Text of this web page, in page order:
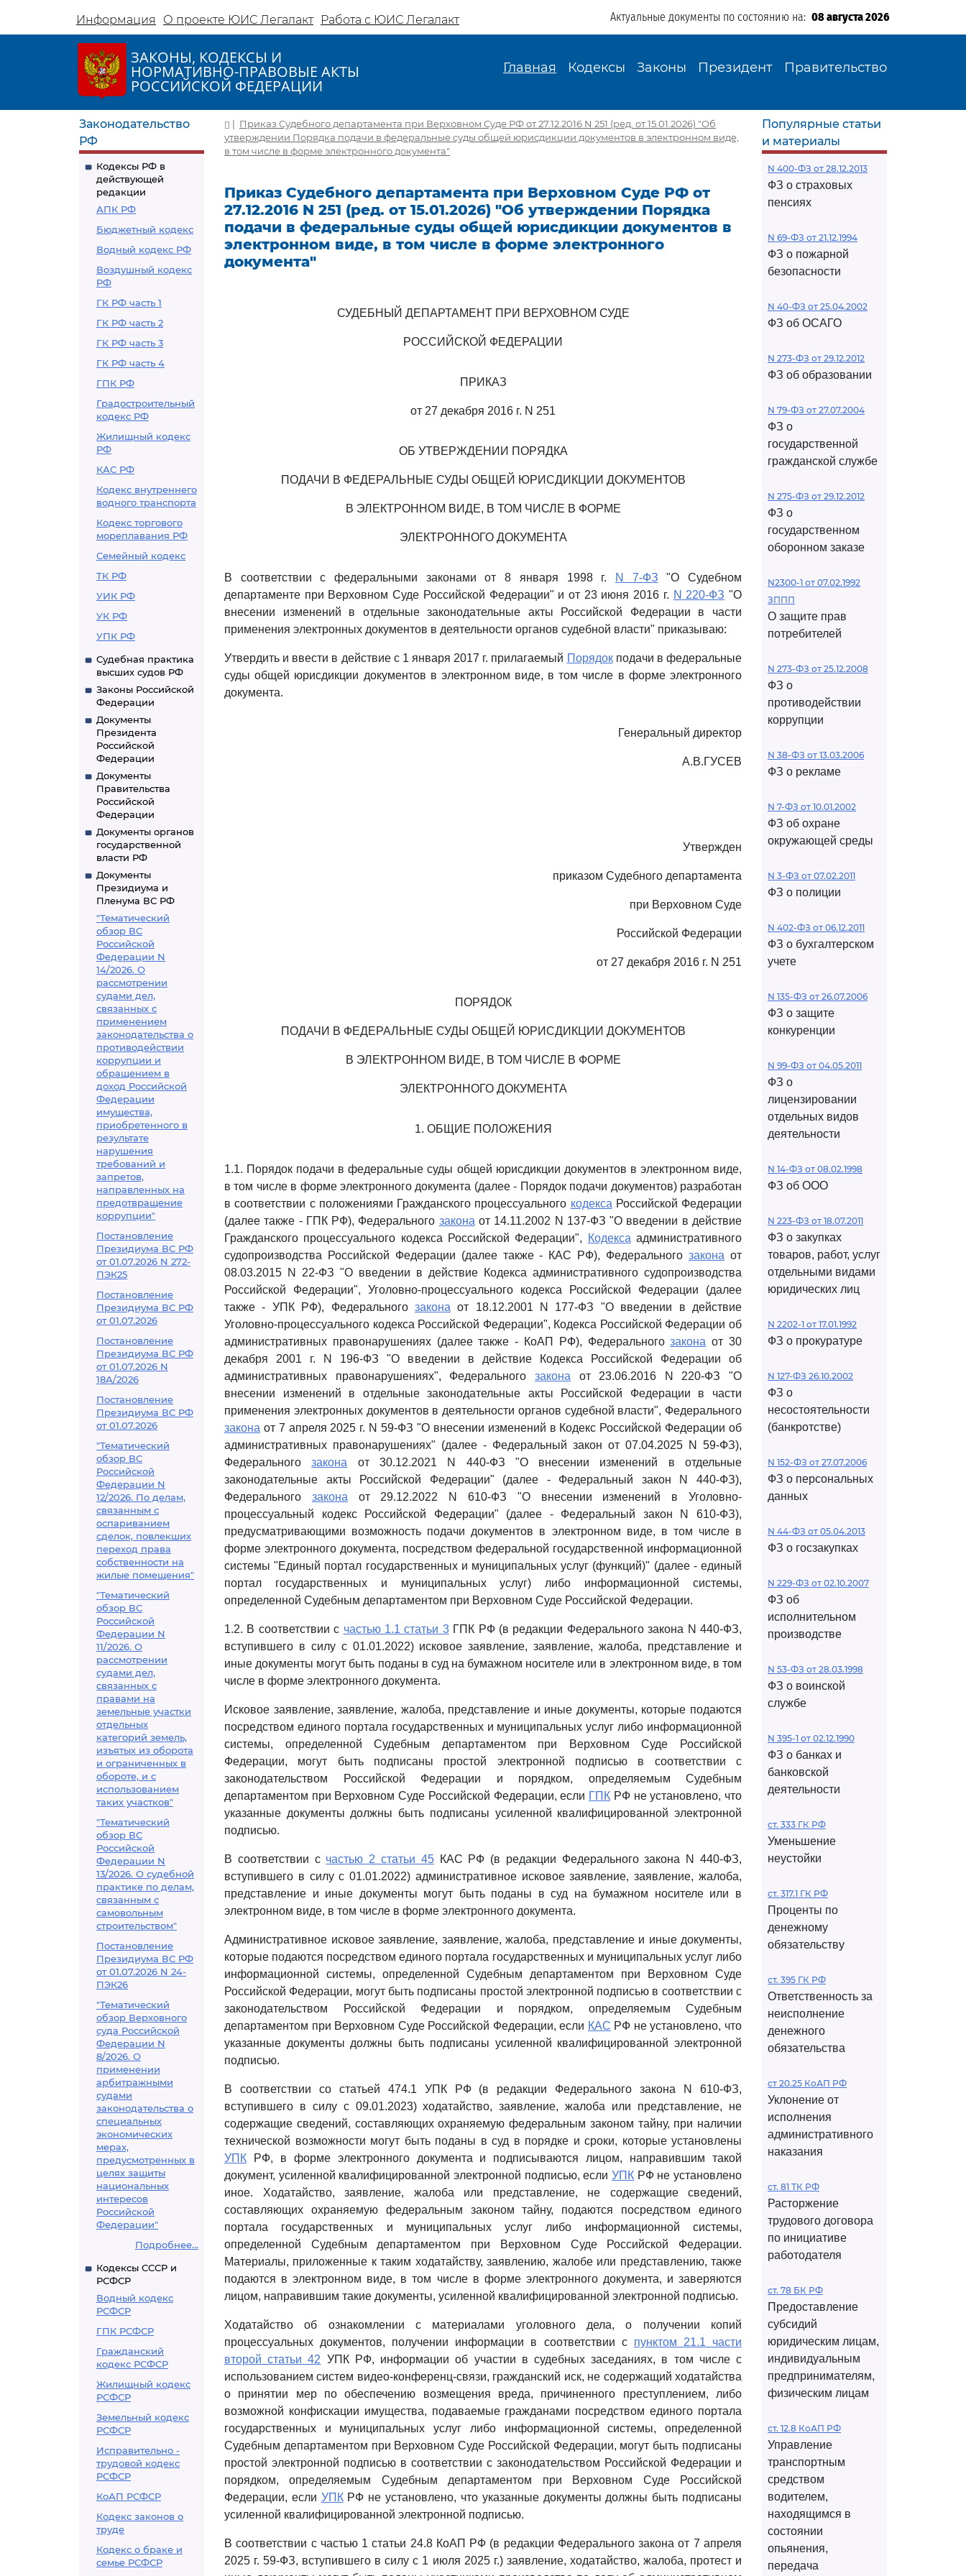
Информация О проекте ЮИС Легалакт Работа с ЮИС Легалакт Актуальные документы по состоянию на: 08 августа 2026
ЗАКОНЫ, КОДЕКСЫ И
НОРМАТИВНО-ПРАВОВЫЕ АКТЫ
РОССИЙСКОЙ ФЕДЕРАЦИИ
Главная Кодексы Законы Президент Правительство
Законодательство
РФ
Кодексы РФ в
действующей
редакции
АПК РФ
Бюджетный кодекс
Водный кодекс РФ
Воздушный кодекс
РФ
ГК РФ часть 1
ГК РФ часть 2
ГК РФ часть 3
ГК РФ часть 4
ГПК РФ
Градостроительный
кодекс РФ
Жилищный кодекс
РФ
КАС РФ
Кодекс внутреннего
водного транспорта
Кодекс торгового
мореплавания РФ
Семейный кодекс
ТК РФ
УИК РФ
УК РФ
УПК РФ
Судебная практика
высших судов РФ
Законы Российской
Федерации
Документы
Президента
Российской
Федерации
Документы
Правительства
Российской
Федерации
Документы органов
государственной
власти РФ
Документы
Президиума и
Пленума ВС РФ
"Тематический
обзор ВС
Российской
Федерации N
14/2026. О
рассмотрении
судами дел,
связанных с
применением
законодательства о
противодействии
коррупции и
обращением в
доход Российской
Федерации
имущества,
приобретенного в
результате
нарушения
требований и
запретов,
направленных на
предотвращение
коррупции"
Постановление
Президиума ВС РФ
от 01.07.2026 N 272-
ПЭК25
Постановление
Президиума ВС РФ
от 01.07.2026
Постановление
Президиума ВС РФ
от 01.07.2026 N
18А/2026
Постановление
Президиума ВС РФ
от 01.07.2026
"Тематический
обзор ВС
Российской
Федерации N
12/2026. По делам,
связанным с
оспариванием
сделок, повлекших
переход права
собственности на
жилые помещения"
"Тематический
обзор ВС
Российской
Федерации N
11/2026. О
рассмотрении
судами дел,
связанных с
правами на
земельные участки
отдельных
категорий земель,
изъятых из оборота
и ограниченных в
обороте, и с
использованием
таких участков"
"Тематический
обзор ВС
Российской
Федерации N
13/2026. О судебной
практике по делам,
связанным с
самовольным
строительством"
Постановление
Президиума ВС РФ
от 01.07.2026 N 24-
ПЭК26
"Тематический
обзор Верховного
суда Российской
Федерации N
8/2026. О
применении
арбитражными
судами
законодательства о
специальных
экономических
мерах,
предусмотренных в
целях защиты
национальных
интересов
Российской
Федерации"
Подробнее...
Кодексы СССР и
РСФСР
Водный кодекс
РСФСР
ГПК РСФСР
Гражданский
кодекс РСФСР
Жилищный кодекс
РСФСР
Земельный кодекс
РСФСР
Исправительно -
трудовой кодекс
РСФСР
КоАП РСФСР
Кодекс законов о
труде
Кодекс о браке и
семье РСФСР
| Приказ Судебного департамента при Верховном Суде РФ от 27.12.2016 N 251 (ред. от 15.01.2026) "Об
утверждении Порядка подачи в федеральные суды общей юрисдикции документов в электронном виде,
в том числе в форме электронного документа"
Приказ Судебного департамента при Верховном Суде РФ от
27.12.2016 N 251 (ред. от 15.01.2026) "Об утверждении Порядка
подачи в федеральные суды общей юрисдикции документов в
электронном виде, в том числе в форме электронного
документа"
СУДЕБНЫЙ ДЕПАРТАМЕНТ ПРИ ВЕРХОВНОМ СУДЕ
РОССИЙСКОЙ ФЕДЕРАЦИИ
ПРИКАЗ
от 27 декабря 2016 г. N 251
ОБ УТВЕРЖДЕНИИ ПОРЯДКА
ПОДАЧИ В ФЕДЕРАЛЬНЫЕ СУДЫ ОБЩЕЙ ЮРИСДИКЦИИ ДОКУМЕНТОВ
В ЭЛЕКТРОННОМ ВИДЕ, В ТОМ ЧИСЛЕ В ФОРМЕ
ЭЛЕКТРОННОГО ДОКУМЕНТА
В соответствии с федеральными законами от 8 января 1998 г. N 7-ФЗ "О Судебном
департаменте при Верховном Суде Российской Федерации" и от 23 июня 2016 г. N 220-ФЗ "О
внесении изменений в отдельные законодательные акты Российской Федерации в части
применения электронных документов в деятельности органов судебной власти" приказываю:
Утвердить и ввести в действие с 1 января 2017 г. прилагаемый Порядокподачи в федеральные
суды общей юрисдикции документов в электронном виде, в том числе в форме электронного
документа.
Генеральный директор
А.В.ГУСЕВ
Утвержден
приказом Судебного департамента
при Верховном Суде
Российской Федерации
от 27 декабря 2016 г. N 251
ПОРЯДОК
ПОДАЧИ В ФЕДЕРАЛЬНЫЕ СУДЫ ОБЩЕЙ ЮРИСДИКЦИИ ДОКУМЕНТОВ
В ЭЛЕКТРОННОМ ВИДЕ, В ТОМ ЧИСЛЕ В ФОРМЕ
ЭЛЕКТРОННОГО ДОКУМЕНТА
1. ОБЩИЕ ПОЛОЖЕНИЯ
1.1. Порядок подачи в федеральные суды общей юрисдикции документов в электронном виде,
в том числе в форме электронного документа (далее - Порядок подачи документов) разработан
в соответствии с положениями Гражданского процессуального кодекса Российской Федерации
(далее также - ГПК РФ), Федерального закона от 14.11.2002 N 137-ФЗ "О введении в действие
Гражданского процессуального кодекса Российской Федерации",
Кодекса административного
судопроизводства Российской Федерации (далее также - КАС РФ), Федеральногозакона от
08.03.2015 N 22-ФЗ "О введении в действие Кодекса административного судопроизводства
Российской Федерации", Уголовно-процессуального кодекса Российской Федерации (далее
также - УПК РФ), Федерального закона от 18.12.2001 N 177-ФЗ "О введении в действие
Уголовно-процессуального кодекса Российской Федерации", Кодекса Российской Федерации об
административных правонарушениях (далее также - КоАП РФ), Федеральногозакона от 30
декабря 2001 г. N 196-ФЗ "О введении в действие Кодекса Российской Федерации об
административных правонарушениях", Федерального закона от 23.06.2016 N 220-ФЗ "О
внесении изменений в отдельные законодательные акты Российской Федерации в части
применения электронных документов в деятельности органов судебной власти", Федерального
закона от 7 апреля 2025 г. N 59-ФЗ "О внесении изменений в Кодекс Российской Федерации об
административных правонарушениях" (далее - Федеральный закон от 07.04.2025 N 59-ФЗ),
Федеральногозакона от 30.12.2021 N 440-ФЗ "О внесении изменений в отдельные
законодательные акты Российской Федерации" (далее - Федеральный закон N 440-ФЗ),
Федерального закона от 29.12.2022 N 610-ФЗ "О внесении изменений в Уголовно-
процессуальный кодекс Российской Федерации" (далее - Федеральный закон N 610-ФЗ),
предусматривающими возможность подачи документов в электронном виде, в том числе в
форме электронного документа, посредством федеральной государственной информационной
системы "Единый портал государственных и муниципальных услуг (функций)" (далее - единый
портал государственных и муниципальных услуг) либо информационной системы,
определенной Судебным департаментом при Верховном Суде Российской Федерации.
1.2. В соответствии с частью 1.1 статьи 3ГПК РФ (в редакции Федерального закона N 440-ФЗ,
вступившего в силу с 01.01.2022) исковое заявление, заявление, жалоба, представление и
иные документы могут быть поданы в суд на бумажном носителе или в электронном виде, в том
числе в форме электронного документа.
Исковое заявление, заявление, жалоба, представление и иные документы, которые подаются
посредством единого портала государственных и муниципальных услуг либо информационной
системы, определенной Судебным департаментом при Верховном Суде Российской
Федерации, могут быть подписаны простой электронной подписью в соответствии с
законодательством Российской Федерации и порядком, определяемым Судебным
департаментом при Верховном Суде Российской Федерации, если ГПК РФ не установлено, что
указанные документы должны быть подписаны усиленной квалифицированной электронной
подписью.
В соответствии с частью 2 статьи 45КАС РФ (в редакции Федерального закона N 440-ФЗ,
вступившего в силу с 01.01.2022) административное исковое заявление, заявление, жалоба,
представление и иные документы могут быть поданы в суд на бумажном носителе или в
электронном виде, в том числе в форме электронного документа.
Административное исковое заявление, заявление, жалоба, представление и иные документы,
которые подаются посредством единого портала государственных и муниципальных услуг либо
информационной системы, определенной Судебным департаментом при Верховном Суде
Российской Федерации, могут быть подписаны простой электронной подписью в соответствии с
законодательством Российской Федерации и порядком, определяемым Судебным
департаментом при Верховном Суде Российской Федерации, если КАС РФ не установлено, что
указанные документы должны быть подписаны усиленной квалифицированной электронной
подписью.
В соответствии со статьей 474.1 УПК РФ (в редакции Федерального закона N 610-ФЗ,
вступившего в силу с 09.01.2023) ходатайство, заявление, жалоба или представление, не
содержащие сведений, составляющих охраняемую федеральным законом тайну, при наличии
технической возможности могут быть поданы в суд в порядке и сроки, которые установлены
УПК РФ, в форме электронного документа и подписываются лицом, направившим такой
документ, усиленной квалифицированной электронной подписью, если УПК РФ не установлено
иное. Ходатайство, заявление, жалоба или представление, не содержащие сведений,
составляющих охраняемую федеральным законом тайну, подаются посредством единого
портала государственных и муниципальных услуг либо информационной системы,
определенной Судебным департаментом при Верховном Суде Российской Федерации.
Материалы, приложенные к таким ходатайству, заявлению, жалобе или представлению, также
подаются в электронном виде, в том числе в форме электронного документа, и заверяются
лицом, направившим такие документы, усиленной квалифицированной электронной подписью.
Ходатайство об ознакомлении с материалами уголовного дела, о получении копий
процессуальных документов, получении информации в соответствии с пунктом 21.1 части
второй статьи 42 УПК РФ, информации об участии в судебных заседаниях, в том числе с
использованием систем видео-конференц-связи, гражданский иск, не содержащий ходатайства
о принятии мер по обеспечению возмещения вреда, причиненного преступлением, либо
возможной конфискации имущества, подаваемые гражданами посредством единого портала
государственных и муниципальных услуг либо информационной системы, определенной
Судебным департаментом при Верховном Суде Российской Федерации, могут быть подписаны
простой электронной подписью в соответствии с законодательством Российской Федерации и
порядком, определяемым Судебным департаментом при Верховном Суде Российской
Федерации, если УПКРФ не установлено, что указанные документы должны быть подписаны
усиленной квалифицированной электронной подписью.
В соответствии с частью 1 статьи 24.8 КоАП РФ (в редакции Федерального закона от 7 апреля
2025 г. 59-ФЗ, вступившего в силу с 1 июля 2025 г.) заявление, ходатайство, жалоба, протест и
Популярные статьи
и материалы
N 400-ФЗ от 28.12.2013
ФЗ о страховых
пенсиях
N 69-ФЗ от 21.12.1994
ФЗ о пожарной
безопасности
N 40-ФЗ от 25.04.2002
ФЗ об ОСАГО
N 273-ФЗ от 29.12.2012
ФЗ об образовании
N 79-ФЗ от 27.07.2004
ФЗ о
государственной
гражданской службе
N 275-ФЗ от 29.12.2012
ФЗ о
государственном
оборонном заказе
N2300-1 от 07.02.1992
ЗППП
О защите прав
потребителей
N 273-ФЗ от 25.12.2008
ФЗ о
противодействии
коррупции
N 38-ФЗ от 13.03.2006
ФЗ о рекламе
N 7-ФЗ от 10.01.2002
ФЗ об охране
окружающей среды
N 3-ФЗ от 07.02.2011
ФЗ о полиции
N 402-ФЗ от 06.12.2011
ФЗ о бухгалтерском
учете
N 135-ФЗ от 26.07.2006
ФЗ о защите
конкуренции
N 99-ФЗ от 04.05.2011
ФЗ о
лицензировании
отдельных видов
деятельности
N 14-ФЗ от 08.02.1998
ФЗ об ООО
N 223-ФЗ от 18.07.2011
ФЗ о закупках
товаров, работ, услуг
отдельными видами
юридических лиц
N 2202-1 от 17.01.1992
ФЗ о прокуратуре
N 127-ФЗ 26.10.2002
ФЗ о
несостоятельности
(банкротстве)
N 152-ФЗ от 27.07.2006
ФЗ о персональных
данных
N 44-ФЗ от 05.04.2013
ФЗ о госзакупках
N 229-ФЗ от 02.10.2007
ФЗ об
исполнительном
производстве
N 53-ФЗ от 28.03.1998
ФЗ о воинской
службе
N 395-1 от 02.12.1990
ФЗ о банках и
банковской
деятельности
ст. 333 ГК РФ
Уменьшение
неустойки
ст. 317.1 ГК РФ
Проценты по
денежному
обязательству
ст. 395 ГК РФ
Ответственность за
неисполнение
денежного
обязательства
ст 20.25 КоАП РФ
Уклонение от
исполнения
административного
наказания
ст. 81 ТК РФ
Расторжение
трудового договора
по инициативе
работодателя
ст. 78 БК РФ
Предоставление
субсидий
юридическим лицам,
индивидуальным
предпринимателям,
физическим лицам
ст. 12.8 КоАП РФ
Управление
транспортным
средством
водителем,
находящимся в
состоянии
опьянения,
передача